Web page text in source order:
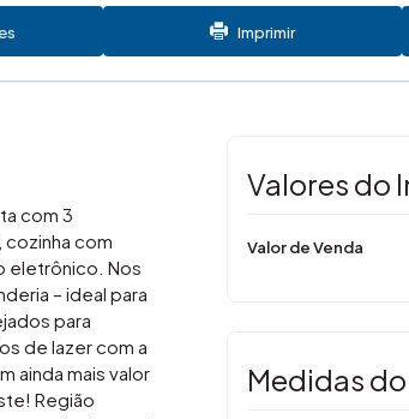
Imprimir
com 3
cozinha com
eletrônico. Nos
– ideal para
para
de lazer com a
ainda mais valor
Região
Valores do
Valor de Venda
Medidas